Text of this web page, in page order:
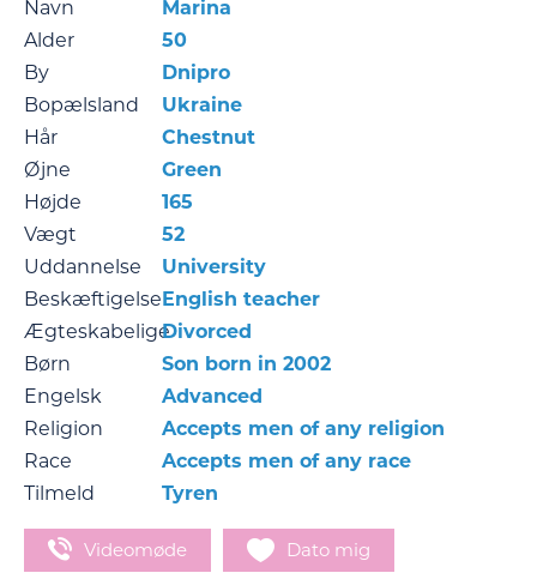
Navn
Marina
Alder
50
By
Dnipro
Bopælsland
Ukraine
Hår
Chestnut
Øjne
Green
Højde
165
Vægt
52
Uddannelse
University
BeskæftigelseEnglish teacher
ÆgteskabeligeDivorced
Børn
Son born in 2002
Engelsk
Advanced
Religion
Accepts men of any religion
Race
Accepts men of any race
Tilmeld
Tyren
Videomøde Dato mig